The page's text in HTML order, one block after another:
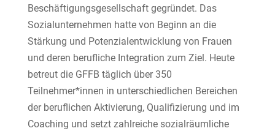
Beschäftigungsgesellschaft gegründet. Das
Sozialunternehmen hatte von Beginn an die
Stärkung und Potenzialentwicklung von Frauen
und deren berufliche Integration zum Ziel. Heute
betreut die GFFB täglich über 350
Teilnehmer*innen in unterschiedlichen Bereichen
der beruflichen Aktivierung, Qualifizierung und im
Coaching und setzt zahlreiche sozialräumliche